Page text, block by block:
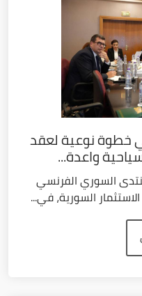
خطوة نوعية لعقد
واعدة...
السوري الفرنسي
السورية، في...